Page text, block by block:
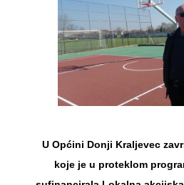
U Općini Donji Kraljevec
koje je u proteklom